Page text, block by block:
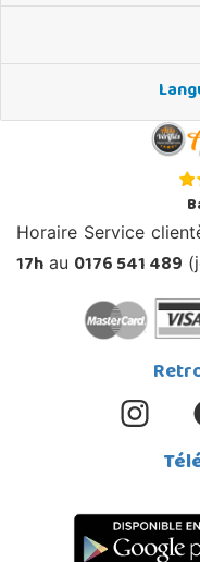
Horaire Service
17h au 0176 541 489